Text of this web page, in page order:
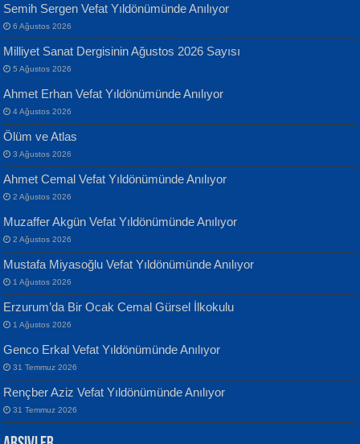
MUSTAFA KELOĞLU
Yarına İz Bırakmak...
ATİLLA ÖZEN
Sultan Olmadan Önce Eyüp...
EKREM KARABABA
Yılmaz Ekinci
Geceye Söylenen...
Banu Sancak
Defterimden İçeri...
İsmail Aydos
İnkisar...
Semih Sergen Vefat Yıldönümünde Anılıyor
6 Ağustos 2026
Milliyet Sanat Dergisinin Ağustos 2026 Sayısı
5 Ağustos 2026
Ahmet Erhan Vefat Yıldönümünde Anılıyor
4 Ağustos 2026
Ölüm ve Atlas
3 Ağustos 2026
Ahmet Cemal Vefat Yıldönümünde Anılıyor
2 Ağustos 2026
Muzaffer Akgün Vefat Yıldönümünde Anılıyor
2 Ağustos 2026
Mustafa Miyasoğlu Vefat Yıldönümünde Anılıyor
1 Ağustos 2026
Erzurum’da Bir Ocak Cemal Gürsel İlkokulu
1 Ağustos 2026
Genco Erkal Vefat Yıldönümünde Anılıyor
31 Temmuz 2026
Rençber Aziz Vefat Yıldönümünde Anılıyor
31 Temmuz 2026